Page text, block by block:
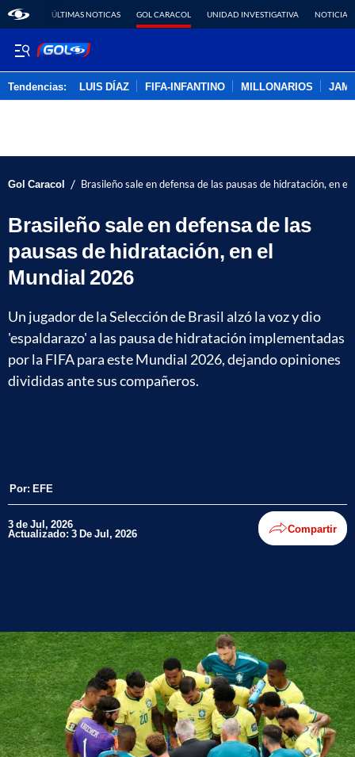
ÚLTIMAS NOTICAS GOL CARACOL UNIDAD INVESTIGATIVA NOTICIAS
Tendencias: LUIS DÍAZ FIFA-INFANTINO MILLONARIOS
Gol Caracol / Brasileño sale en defensa de las pausas de hidratación, en
Brasileño sale en defensa de las
pausas de hidratación, en el
Mundial 2026
Un jugador de la Selección de Brasil alzó la voz y dio
'espaldarazo' a las pausa de hidratación implementadas
por la FIFA para este Mundial 2026, dejando opiniones
divididas ante sus compañeros.
Por: EFE
3 de Jul, 2026
Actualizado: 3 De Jul, 2026 Compartir